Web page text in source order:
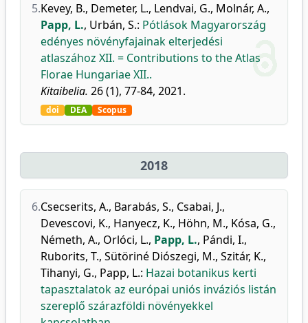
5.Kevey, B., Demeter, L., Lendvai, G., Molnár, A.,
Papp, L., Urbán, S.: Pótlások Magyarország
edényes növényfajainak elterjedési
atlaszához XII. = Contributions to the Atlas
Florae Hungariae XII..
Kitaibelia. 26 (1), 77-84, 2021.
doi DEA Scopus
2018
6.Csecserits, A., Barabás, S., Csabai, J.,
Devescovi, K., Hanyecz, K., Höhn, M., Kósa, G.,
Németh, A., Orlóci, L., Papp, L., Pándi, I.,
Ruborits, T., Sütöriné Diószegi, M., Szitár, K.,
Tihanyi, G., Papp, L.: Hazai botanikus kerti
tapasztalatok az európai uniós inváziós listán
szereplő szárazföldi növényekkel